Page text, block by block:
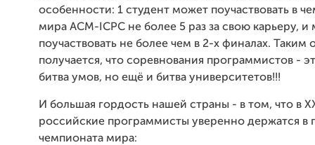
особенности: 1 студент может поучаствовать в
мира ACM-ICPC не более 5 раз за свою карьеру, и
поучаствовать не более чем в 2-х финалах. Таким
получается, что соревнования программистов -
битва умов, но ещё и битва университетов!!!
И большая гордость нашей страны - в том, что в
российские программисты уверенно держатся в
чемпионата мира: